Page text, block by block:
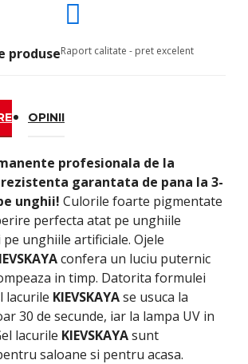
produseRaport calitate - pret excelent
OPINII
profesionala de la
rezistenta garantata de pana la 3-
unghii! Culorile foarte pigmentate
perfecta atat pe unghiile
unghiile artificiale. Ojele
confera un luciu puternic
in timp. Datorita formulei
lacurile KIEVSKAYAse usuca la
30 de secunde, iar la lampa UV in
lacurile KIEVSKAYAsunt
saloane si pentru acasa.